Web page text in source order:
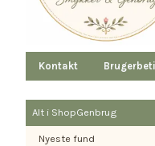
Kontakt
Alt i ShopGenbrug
Nyeste fund